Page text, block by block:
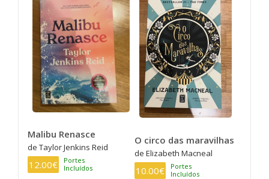
Malibu Renasce
de Taylor Jenkins Reid
12.00€
Portes
Incluídos
O circo das maravilhas
de Elizabeth Macneal
10.00€
Portes
Incluídos